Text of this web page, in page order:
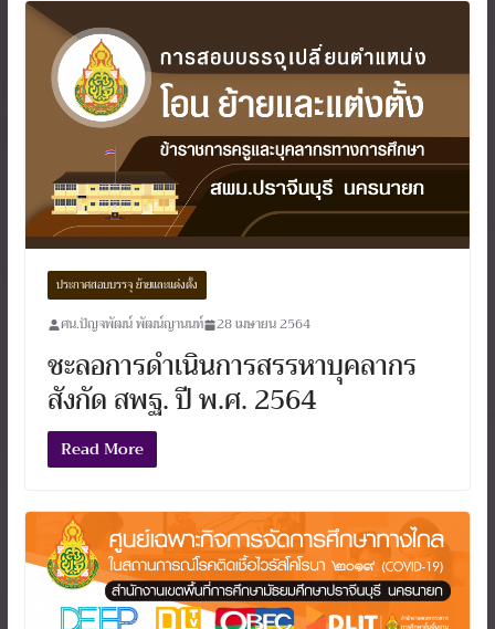
ประกาศสอบบรรจุ ย้ายและแต่งตั้ง
ศน.ปัญจพัฒน์ พัฒน์ญานนท์ 28 เมษายน 2564
ชะลอการดำเนินการสรรหาบุคลากร
สังกัด สพฐ. ปี พ.ศ. 2564
Read More